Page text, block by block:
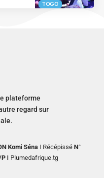
TOGO
plateforme
regard sur
Komi SénaI RécépisséN°
I Plumedafrique.tg